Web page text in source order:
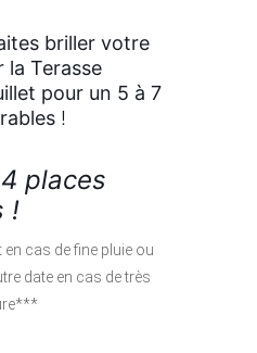
briller votre
la Terasse
pour un 5 à 7
!
places
!
cas de fine pluie ou
date en cas de très